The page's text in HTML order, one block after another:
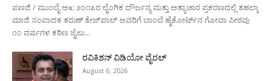
ಪಣಜಿ / ಮುಂಬೈ ಅ೬: ೨೦೧೩ರ ಲೈಂಗಿಕ ದೌರ್ಜನ್ಯ ಮತ್ತು ಅತ್ಯಾಚಾರ ಪ್ರಕರಣದಲ್ಲಿ ತಹಲ್ಕಾ
ಮಾಜಿ ಸಂಪಾದಕ ತರುಣ್ ತೇಜ್‌ಪಾಲ್ ಅವರಿಗೆ ಬಾಂಬೆ ಹೈಕೋರ್ಟ್‌ನ ಗೋವಾ ಪೀಠವು
೧೦ ವರ್ಷಗಳ ಕಠಿಣ ಜೈಲು...
ರವಿಕಿಶನ್ ವಿಡಿಯೋ ವೈರಲ್
August 6, 2026